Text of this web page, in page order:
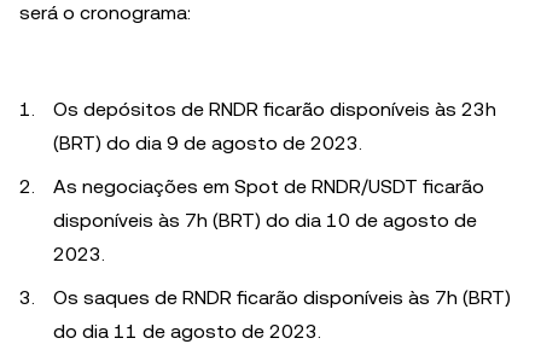
será o cronograma:
Os depósitos de RNDR ficarão disponíveis às 23h
(BRT) do dia 9 de agosto de 2023.
As negociações em Spot de RNDR/USDT ficarão
disponíveis às 7h (BRT) do dia 10 de agosto de
2023.
Os saques de RNDR ficarão disponíveis às 7h (BRT)
do dia 11 de agosto de 2023.